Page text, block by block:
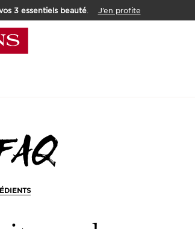
3 essentiels beauté.
J’en profite